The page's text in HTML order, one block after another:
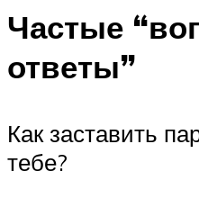
Частые
ответы”
Как заставить
тебе?